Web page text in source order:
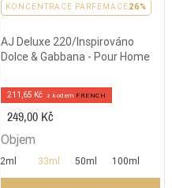
PARFEMACE 26%
KONCENTRACE PARFEMACE26%
AJ Deluxe 220/Inspirováno
Dolce & Gabbana - Pour Home
211,65 Kč z kodem FRENCH
249,00 Kč
Objem
2ml 33ml 50ml 100ml